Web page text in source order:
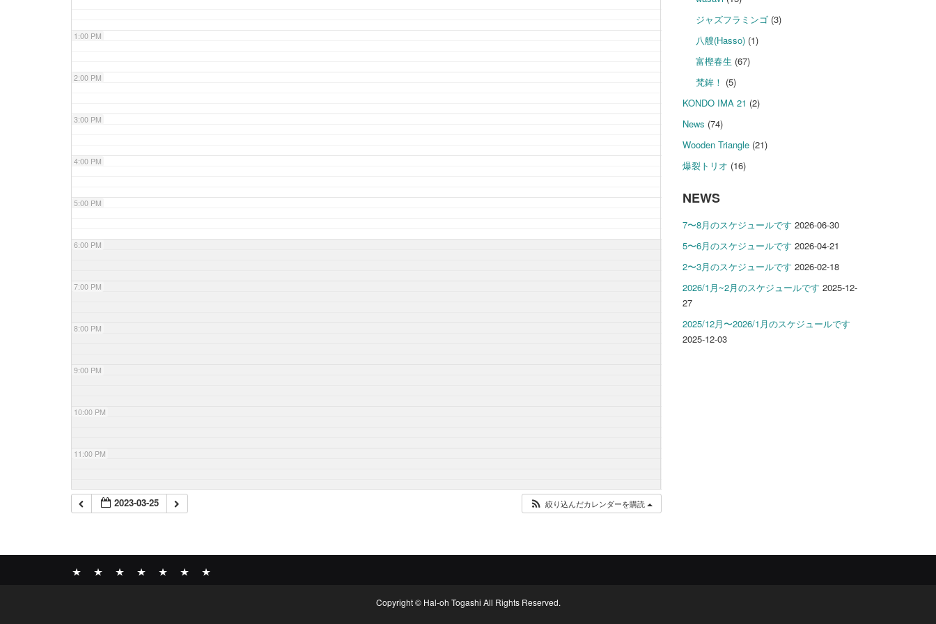
1:00 PM
2:00 PM
3:00 PM
4:00 PM
5:00 PM
6:00 PM
7:00 PM
8:00 PM
9:00 PM
10:00 PM
11:00 PM
2023-03-25 絞り込んだカレンダーを購読
ジャズフラミンゴ (3)
八艘(Hasso) (1)
富樫春生 (67)
梵鉾！ (5)
KONDO IMA 21 (2)
News (74)
Wooden Triangle(21)
爆裂トリオ (16)
NEWS
7〜8月のスケジュールです 2026-06-30
5〜6月のスケジュールです 2026-04-21
2〜3月のスケジュールです 2026-02-18
2026/1月~2月のスケジュールです 2025-12-
27
2025/12月〜2026/1月のスケジュールです
2025-12-03
Copyright © Hal-oh Togashi All Rights Reserved.